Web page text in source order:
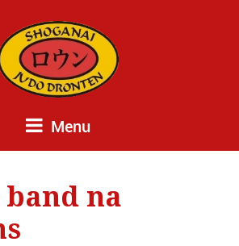
Menu
na